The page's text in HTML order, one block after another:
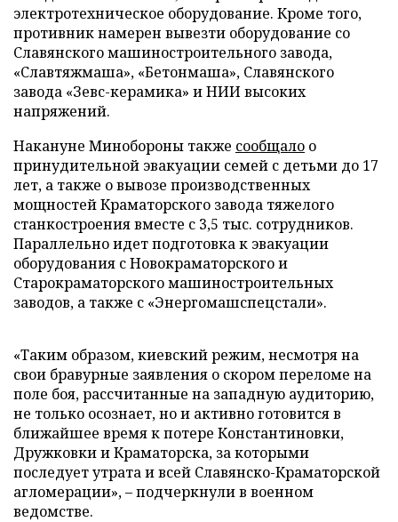
электротехническое оборудование. Кроме того,
противник намерен вывезти оборудование со
Славянского машиностроительного завода,
«Славтяжмаша», «Бетонмаша», Славянского
завода «Зевс-керамика» и НИИ высоких
напряжений.
Накануне Минобороны также сообщало о
принудительной эвакуации семей с детьми до 17
лет, а также о вывозе производственных
мощностей Краматорского завода тяжелого
станкостроения вместе с 3,5 тыс. сотрудников.
Параллельно идет подготовка к эвакуации
оборудования с Новокраматорского и
Старокраматорского машиностроительных
заводов, а также с «Энергомашспецстали».
«Таким образом, киевский режим, несмотря на
свои бравурные заявления о скором переломе на
поле боя, рассчитанные на западную аудиторию,
не только осознает, но и активно готовится в
ближайшее время к потере Константиновки,
Дружковки и Краматорска, за которыми
последует утрата и всей Славянско-Краматорской
агломерации», – подчеркнули в военном
ведомстве.